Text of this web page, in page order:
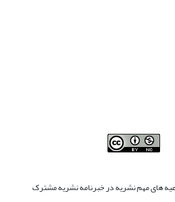
های مهم نشریه در خبرنامه نشریه مشترک